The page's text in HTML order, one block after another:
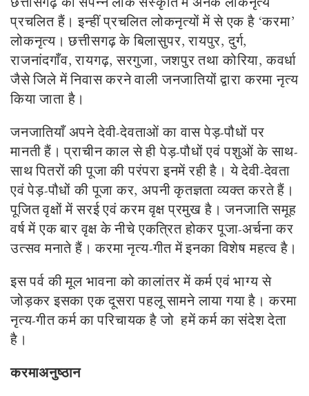
प्रचलित हैं। इन्हीं प्रचलित लोकनृत्यों में से एक है ‘करमा’
लोकनृत्य। छत्तीसगढ़ के बिलासुपर, रायपुर, दुर्ग,
राजनांदगाँव, रायगढ़, सरगुजा, जशपुर तथा कोरिया, कवर्धा
जैसे जिले में निवास करने वाली जनजातियों द्वारा करमा नृत्य
किया जाता है।
जनजातियाँ अपने देवी-देवताओं का वास पेड़-पौधों पर
मानती हैं। प्राचीन काल से ही पेड़-पौधों एवं पशुओं के साथ-
साथ पितरों की पूजा की परंपरा इनमें रही है। ये देवी-देवता
एवं पेड़-पौधों की पूजा कर, अपनी कृतज्ञता व्यक्त करते हैं।
पूजित वृक्षों में सरई एवं करम वृक्ष प्रमुख है। जनजाति समूह
वर्ष में एक बार वृक्ष के नीचे एकत्रित होकर पूजा-अर्चना कर
उत्सव मनाते हैं। करमा नृत्य-गीत में इनका विशेष महत्व है।
इस पर्व की मूल भावना को कालांतर में कर्म एवं भाग्य से
जोड़कर इसका एक दूसरा पहलू सामने लाया गया है। करमा
नृत्य-गीत कर्म का परिचायक है जो हमें कर्म का संदेश देता
है।
करमाअनुष्ठान